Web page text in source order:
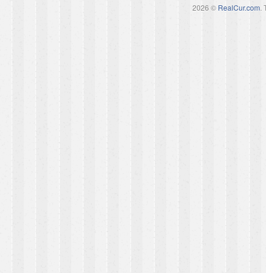
2026 © RealCur.com.